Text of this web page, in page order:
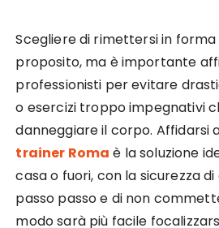
Scegliere di rimettersi in
proposito, ma è importante
professionisti per evitare
o esercizi troppo impegnativi
danneggiare il corpo. Affidarsi
trainer Roma è la soluzione
casa o fuori, con la sicurezza
passo passo e di non
modo sarà più facile